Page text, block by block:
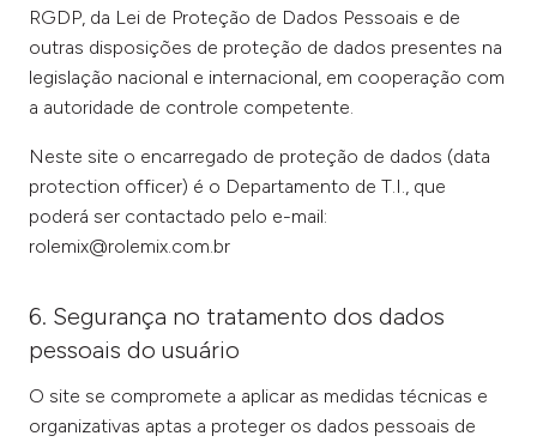
RGDP, da Lei de Proteção de Dados Pessoais e de
outras disposições de proteção de dados presentes na
legislação nacional e internacional, em cooperação com
a autoridade de controle competente.
Neste site o encarregado de proteção de dados (data
protection officer) é o Departamento de T.I., que
poderá ser contactado pelo e-mail:
rolemix@rolemix.com.br
6. Segurança no tratamento dos dados
pessoais do usuário
O site se compromete a aplicar as medidas técnicas e
organizativas aptas a proteger os dados pessoais de